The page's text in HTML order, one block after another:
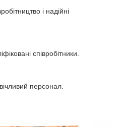
і надійні
співробітники.
персонал.